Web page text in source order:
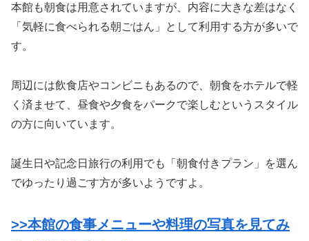
本館も朝食は用意されていますが、内容に大きな差はなく
「気軽に食べられる朝ごはん」として利用する方が多いで
す。
周辺には飲食店やコンビニもあるので、朝食をホテルで軽
く済ませて、昼食や夕食をパークで楽しむというスタイル
の方に向いています。
誕生日や記念日旅行の利用でも「朝食付きプラン」を選ん
でゆったり過ごす方が多いようですよ。
>>本館の食事メニューや料理の写真を見てみ